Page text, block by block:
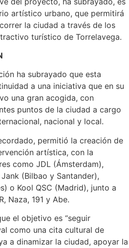
artístico urbano, que permitirá
la ciudad a través de los
turístico de Torrelavega.
ha subrayado que esta
a una iniciativa que en su
una gran acogida, con
puntos de la ciudad a cargo
nacional y local.
permitió la creación de
artística, con la
como JDL (Ámsterdam),
(Bilbao y Santander),
o Kool QSC (Madrid), junto a
Naza, 191 y Abe.
el objetivo es “seguir
como una cita cultural de
a dinamizar la ciudad, apoyar la